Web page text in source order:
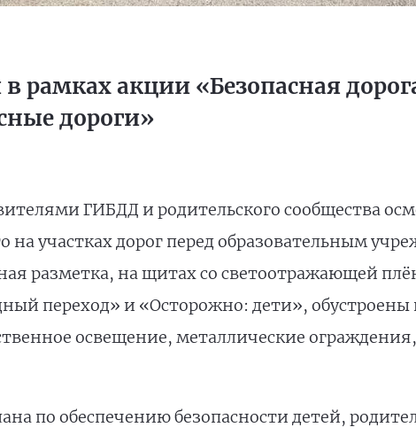
рамках акции «Безопасная
дороги»
ГИБДД и родительского сообщества
участках дорог перед образовательным
разметка, на щитах со светоотражающей
переход» и «Осторожно: дети», обустроены
освещение, металлические
по обеспечению безопасности детей,